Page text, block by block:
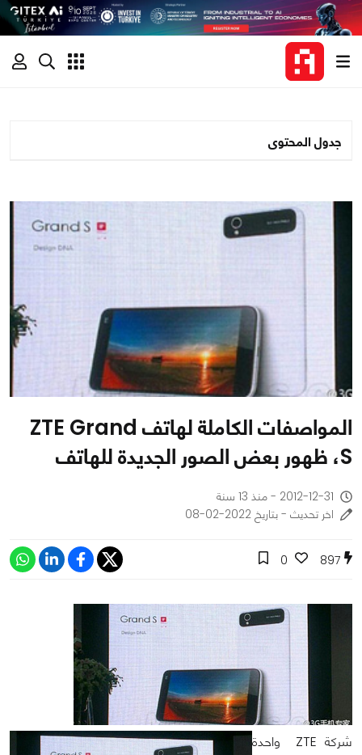
جدول المحتوى
المواصفات الكاملة لهاتف ZTE Grand
S، ظهور بعض الصور الجديدة للهاتف
2012-12-31 - منذ 13 سنة
اخر تحديث - بتاريخ 2022-02-08
897
0
شركة ZTE واحدة